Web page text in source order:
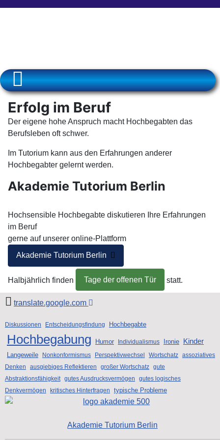
Erfolg im Beruf
Der eigene hohe Anspruch macht Hochbegabten das
Berufsleben oft schwer.
Im Tutorium kann aus den Erfahrungen anderer
Hochbegabter gelernt werden.
Akademie Tutorium Berlin
Hochsensible Hochbegabte diskutieren Ihre Erfahrungen
im Beruf
gerne auf unserer online-Plattform
Akademie Tutorium Berlin
Halbjährlich finden Tage der offenen Tür statt.
translate.google.com
Diskussionen Entscheidungsfindung Hochbegabte
Hochbegabung Humor Individualismus Ironie Kinder
Langeweile Nonkonformismus Perspektivwechsel Wortschatz assoziatives
Denken
ausgiebiges Reflektieren großer Wortschatz gute
Abstraktionsfähigkeit gutes Ausdrucksvermögen
gutes logisches
Denkvermögen
kritisches Hinterfragen typische Probleme
Akademie Tutorium Berlin